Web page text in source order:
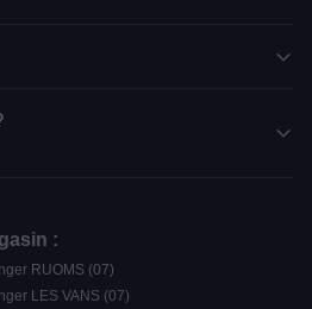
:
RUOMS (07)
LES VANS (07)